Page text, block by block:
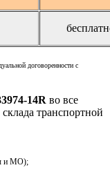
договоренности с
14R во все
транспортной
и МО);